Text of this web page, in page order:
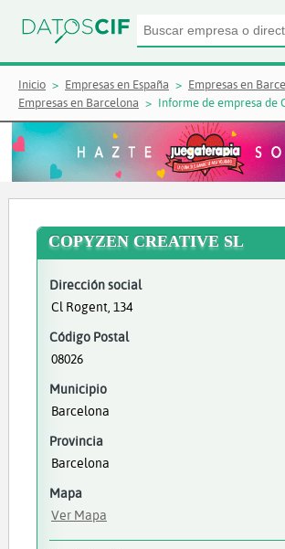
Inicio Empresas en España
Empresas en
Empresas en Barcelona
Informe de empresa de
COPYZEN CREATIVE SL
Dirección social
Cl Rogent, 134
Código Postal
08026
Municipio
Barcelona
Provincia
Barcelona
Mapa
Ver Mapa